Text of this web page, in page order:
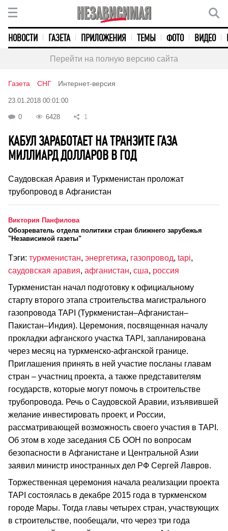
НОВОСТИ ГАЗЕТА ПРИЛОЖЕНИЯ ТЕМЫ ФОТО ВИДЕО
Перейти на полную версию сайта
Газета СНГ Интернет-версия
23.01.2018 00:01:00
0 6428 1
КАБУЛ ЗАРАБОТАЕТ НА ТРАНЗИТЕ ГАЗА
МИЛЛИАРД ДОЛЛАРОВ В ГОД
Саудовская Аравия и Туркменистан проложат
трубопровод в Афганистан
Виктория Панфилова
Обозреватель отдела политики стран ближнего зарубежья
"Независимой газеты"
Тэги: туркменистан, энергетика, газопровод, tapi,
саудовская аравия, афганистан, сша, россия
Туркменистан начал подготовку к официальному
старту второго этапа строительства магистрального
газопровода TAPI (Туркменистан–Афганистан–
Пакистан–Индия). Церемония, посвященная началу
прокладки афганского участка TAPI, запланирована
через месяц на туркменско-афганской границе.
Приглашения принять в ней участие посланы главам
стран – участниц проекта, а также представителям
государств, которые могут помочь в строительстве
трубопровода. Речь о Саудовской Аравии, изъявившей
желание инвестировать проект, и России,
рассматривающей возможность своего участия в TAPI.
Об этом в ходе заседания СБ ООН по вопросам
безопасности в Афганистане и Центральной Азии
заявил министр иностранных дел РФ Сергей Лавров.
Торжественная церемония начала реализации проекта
TAPI состоялась в декабре 2015 года в туркменском
городе Мары. Тогда главы четырех стран, участвующих
в строительстве, пообещали, что через три года